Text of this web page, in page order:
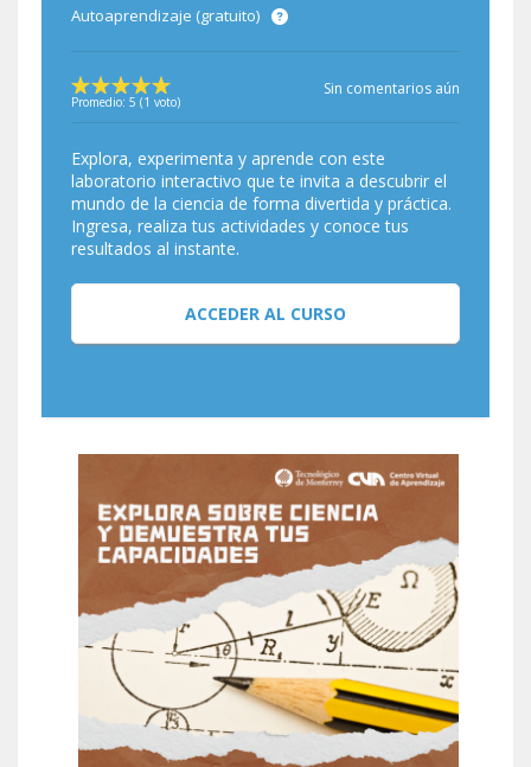
Autoaprendizaje (gratuito)
Promedio: 5 (1 voto)
Sin comentarios aún
Explora, experimenta y aprende con este
laboratorio interactivo que te invita a descubrir el
mundo de la ciencia de forma divertida y práctica.
Ingresa, realiza tus actividades y conoce tus
resultados al instante.
ACCEDER AL CURSO